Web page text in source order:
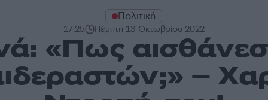
Πολιτική
17:25 Πέμπτη 13 Οκτωβρίου 2022
«Πως
–